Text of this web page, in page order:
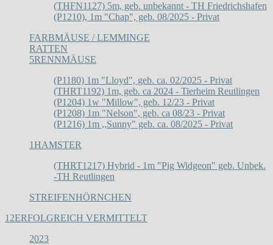
(THFN1127) 5m, geb. unbekannt - TH Friedrichshafen
(P1210), 1m "Chap", geb. 08/2025 - Privat
FARBMÄUSE / LEMMINGE
RATTEN
5RENNMÄUSE
(P1180) 1m "Lloyd", geb. ca. 02/2025 - Privat
(THRT1192) 1m, geb. ca 2024 - Tierheim Reutlingen
(P1204) 1w "Millow", geb. 12/23 - Privat
(P1208) 1m "Nelson", geb. ca 08/23 - Privat
(P1216) 1m ,,Sunny" geb. ca. 08/2025 - Privat
1HAMSTER
(THRT1217) Hybrid - 1m "Pig Widgeon" geb. Unbek.
-TH Reutlingen
STREIFENHÖRNCHEN
12ERFOLGREICH VERMITTELT
2023